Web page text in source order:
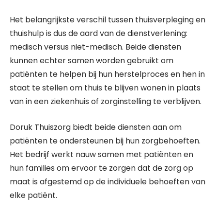
Het belangrijkste verschil tussen thuisverpleging en
thuishulp is dus de aard van de dienstverlening:
medisch versus niet-medisch. Beide diensten
kunnen echter samen worden gebruikt om
patiënten te helpen bij hun herstelproces en hen in
staat te stellen om thuis te blijven wonen in plaats
van in een ziekenhuis of zorginstelling te verblijven.
Doruk Thuiszorg biedt beide diensten aan om
patiënten te ondersteunen bij hun zorgbehoeften.
Het bedrijf werkt nauw samen met patiënten en
hun families om ervoor te zorgen dat de zorg op
maat is afgestemd op de individuele behoeften van
elke patiënt.